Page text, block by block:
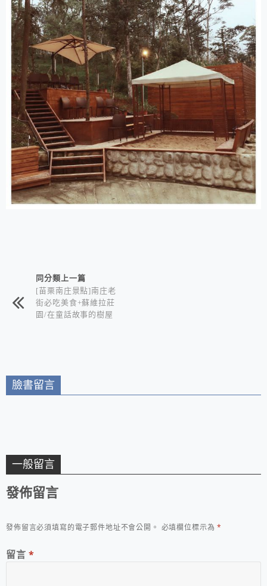
相連文章同分類上一篇
[苗栗南庄景點]南庄老
街必吃美食+蘇維拉莊
園/在童話故事的樹屋
臉書留言
一般留言
發佈留言
發佈留言必須填寫的電子郵件地址不會公開。 必填欄位標示為*
留言 *